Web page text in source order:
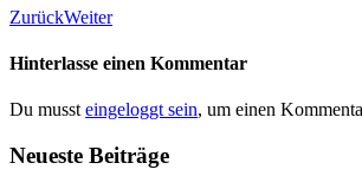
ZurückWeiter
Hinterlasse einen Kommentar
Du musst eingeloggt sein, um einen
Neueste Beiträge